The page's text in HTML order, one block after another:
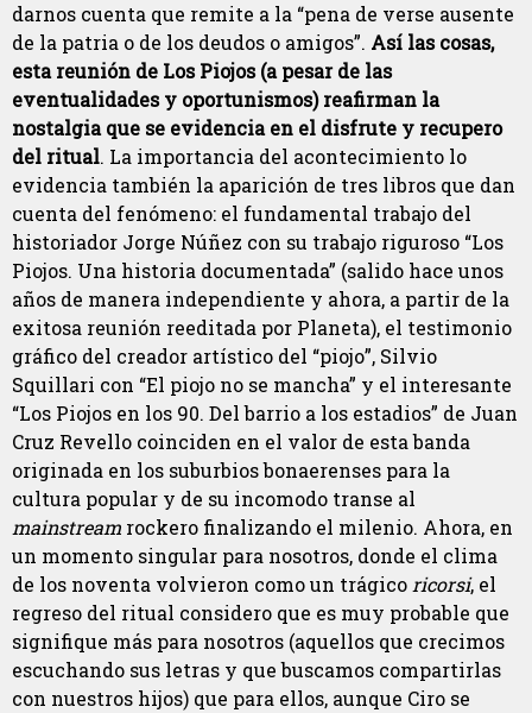
darnos cuenta que remite a la “pena de verse ausente
de la patria o de los deudos o amigos”. Así las cosas,
esta reunión de Los Piojos (a pesar de las
eventualidades y oportunismos) reafirman la
nostalgia que se evidencia en el disfrute y recupero
del ritual. La importancia del acontecimiento lo
evidencia también la aparición de tres libros que dan
cuenta del fenómeno: el fundamental trabajo del
historiador Jorge Núñez con su trabajo riguroso “Los
Piojos. Una historia documentada” (salido hace unos
años de manera independiente y ahora, a partir de la
exitosa reunión reeditada por Planeta), el testimonio
gráfico del creador artístico del “piojo”, Silvio
Squillari con “El piojo no se mancha” y el interesante
“Los Piojos en los 90. Del barrio a los estadios” de Juan
Cruz Revello coinciden en el valor de esta banda
originada en los suburbios bonaerenses para la
cultura popular y de su incomodo transe al
mainstream rockero finalizando el milenio. Ahora, en
un momento singular para nosotros, donde el clima
de los noventa volvieron como un trágicoricorsi, el
regreso del ritual considero que es muy probable que
signifique más para nosotros (aquellos que crecimos
escuchando sus letras y que buscamos compartirlas
con nuestros hijos) que para ellos, aunque Ciro se